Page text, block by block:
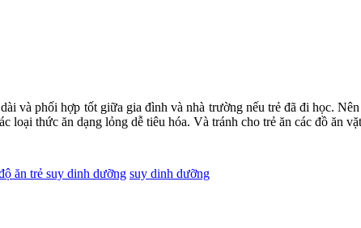
và phối hợp tốt giữa gia đình và nhà trường nếu trẻ đã đi học.
loại thức ăn dạng lỏng dễ tiêu hóa. Và tránh cho trẻ ăn các đồ ăn
ăn trẻ suy dinh dưỡng suy dinh dưỡng